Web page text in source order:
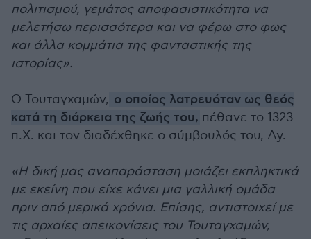
πολιτισμού, γεμάτος αποφασιστικότητα να
μελετήσω περισσότερα και να φέρω στο φως
και άλλα κομμάτια της φανταστικής της
ιστορίας».
Ο Τουταγχαμών, ο οποίος λατρευόταν ως θεός
κατά τη διάρκεια της ζωής του, πέθανε το 1323
π.Χ. και τον διαδέχθηκε ο σύμβουλός του, Ay.
«Η δική μας αναπαράσταση μοιάζει εκπληκτικά
με εκείνη που είχε κάνει μια γαλλική ομάδα
πριν από μερικά χρόνια. Επίσης, αντιστοιχεί με
τις αρχαίες απεικονίσεις του Τουταγχαμών,